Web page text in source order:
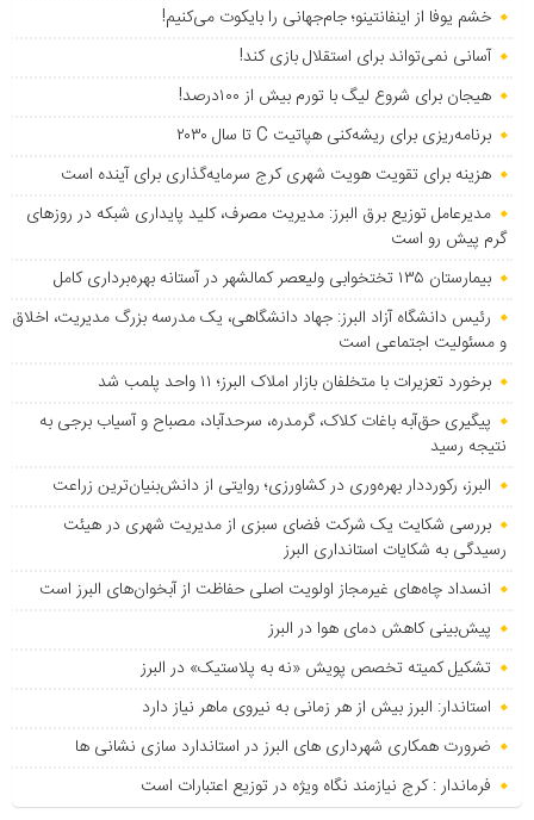
خشم یوفا از اینفانتینو؛ جام‌جهانی را بایکوت می‌کنیم!
آسانی نمی‌تواند برای استقلال بازی کند!
هیجان برای شروع لیگ با تورم بیش از ۱۰۰درصد!
برنامه‌ریزی برای ریشه‌کنی هپاتیت C تا سال ۲۰۳۰
هزینه برای تقویت هویت شهری کرج سرمایه‌گذاری برای آینده است
مدیرعامل توزیع برق البرز: مدیریت مصرف، کلید پایداری شبکه در روزهای
گرم پیش رو است
بیمارستان ۱۳۵ تختخوابی ولیعصر کمالشهر در آستانه بهره‌برداری کامل
رئیس دانشگاه آزاد البرز: جهاد دانشگاهی، یک مدرسه بزرگ مدیریت، اخلاق
و مسئولیت اجتماعی است
برخورد تعزیرات با متخلفان بازار املاک البرز؛ ۱۱ واحد پلمب شد
پیگیری حق‌آبه باغات کلاک، گرمدره، سرحدآباد، مصباح و آسیاب برجی به
نتیجه رسید
البرز، رکورددار بهره‌وری در کشاورزی؛ روایتی از دانش‌بنیان‌ترین زراعت
بررسی شکایت یک شرکت فضای سبزی از مدیریت شهری در هیئت
رسیدگی به شکایات استانداری البرز
انسداد چاه‌های غیرمجاز اولویت اصلی حفاظت از آبخوان‌های البرز است
پیش‌بینی کاهش دمای هوا در البرز
تشکیل کمیته تخصص پویش «نه به پلاستیک» در البرز
استاندار: البرز بیش از هر زمانی به نیروی ماهر نیاز دارد
ضرورت همکاری شهرداری های البرز در استاندارد سازی نشانی ها
فرماندار : کرج نیازمند نگاه ویژه در توزیع اعتبارات است